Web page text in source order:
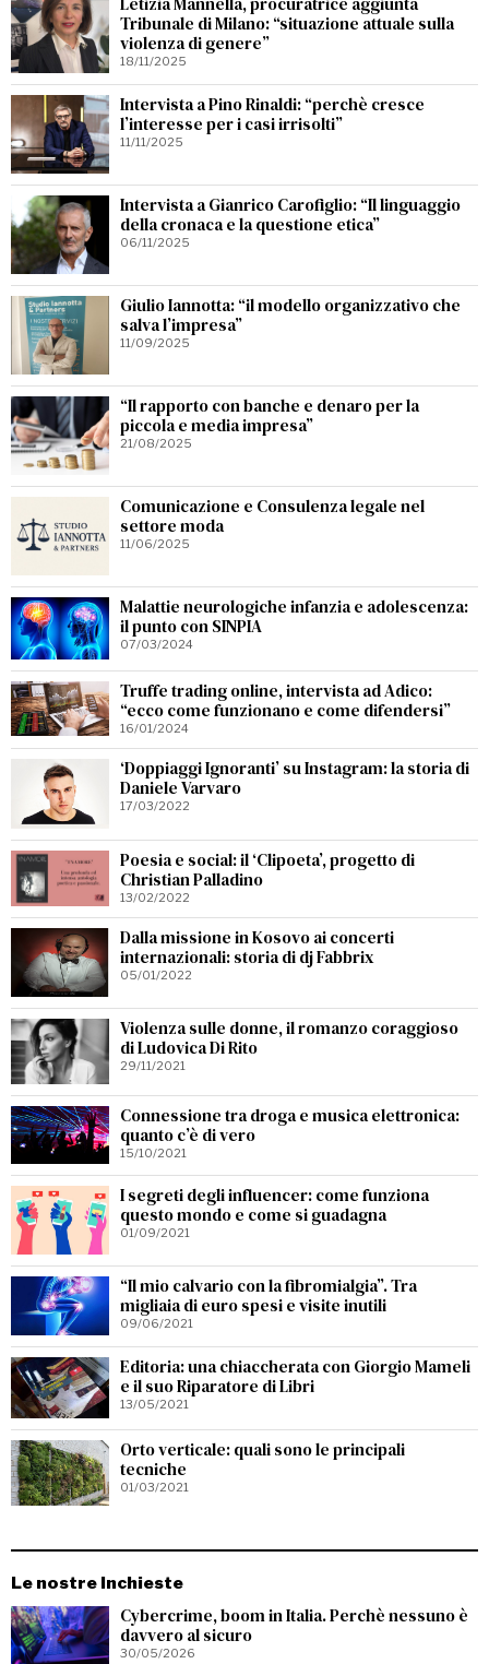
Tribunale di Milano: “situazione attuale sulla
violenza di genere”
18/11/2025
Intervista a Pino Rinaldi: “perchè cresce
l’interesse per i casi irrisolti”
11/11/2025
Intervista a Gianrico Carofiglio: “Il linguaggio
della cronaca e la questione etica”
06/11/2025
Giulio Iannotta: “il modello organizzativo che
salva l’impresa”
11/09/2025
“Il rapporto con banche e denaro per la
piccola e media impresa”
21/08/2025
Comunicazione e Consulenza legale nel
settore moda
11/06/2025
Malattie neurologiche infanzia e adolescenza:
il punto con SINPIA
07/03/2024
Truffe trading online, intervista ad Adico:
“ecco come funzionano e come difendersi”
16/01/2024
‘Doppiaggi Ignoranti’ su Instagram: la storia di
Daniele Varvaro
17/03/2022
Poesia e social: il ‘Clipoeta’, progetto di
Christian Palladino
13/02/2022
Dalla missione in Kosovo ai concerti
internazionali: storia di dj Fabbrix
05/01/2022
Violenza sulle donne, il romanzo coraggioso
di Ludovica Di Rito
29/11/2021
Connessione tra droga e musica elettronica:
quanto c’è di vero
15/10/2021
I segreti degli influencer: come funziona
questo mondo e come si guadagna
01/09/2021
“Il mio calvario con la fibromialgia”. Tra
migliaia di euro spesi e visite inutili
09/06/2021
Editoria: una chiaccherata con Giorgio Mameli
e il suo Riparatore di Libri
13/05/2021
Orto verticale: quali sono le principali
tecniche
01/03/2021
Le nostre Inchieste
Cybercrime, boom in Italia. Perchè nessuno è
davvero al sicuro
30/05/2026